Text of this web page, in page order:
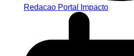
Redacao Portal Impacto